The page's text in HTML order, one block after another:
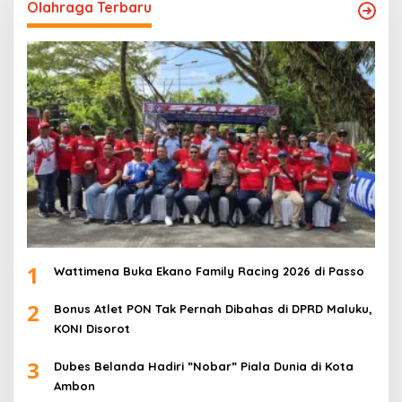
Olahraga Terbaru
1 Wattimena Buka Ekano Family Racing 2026 di Passo
2
Bonus Atlet PON Tak Pernah Dibahas di DPRD Maluku,
KONI Disorot
3
Dubes Belanda Hadiri ”Nobar” Piala Dunia di Kota
Ambon